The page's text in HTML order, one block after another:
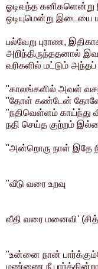
ஓடிவந்த
ஒடியுமென்று இடையை
பல்வேறு புராண,
அறிந்திருந்ததனால்
வரிகளில் மட்டும் அந்தப்
"காலங்களில் அவள்
"தோள் கண்டேன்
"நதிவெள்ளம் காய்ந்து
நதி செய்த குற்றம்
"அன்றொரு நாள் இதே
"வீடு வரை உறவு
வீதி வரை மனைவி'
"உன்னை நான்
மண்ணை நீ